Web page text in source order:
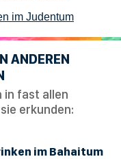
im Judentum
ANDEREN
in fast allen
erkunden:
im Bahaitum